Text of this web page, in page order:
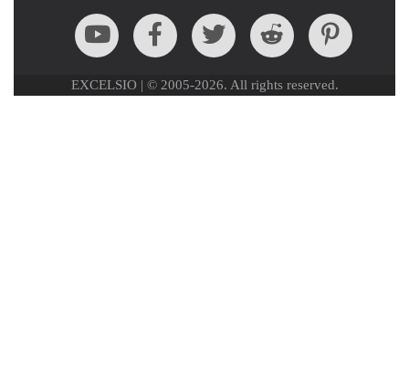
EXCELSIO | © 2005-2026. All rights reserved.